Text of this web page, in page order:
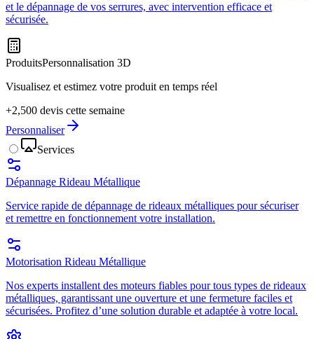
et le dépannage de vos serrures, avec intervention efficace et
sécurisée.
ProduitsPersonnalisation 3D
Visualisez et estimez votre produit en temps réel
+2,500 devis cette semaine
Personnaliser
Services
Dépannage Rideau Métallique
Service rapide de dépannage de rideaux métalliques pour sécuriser
et remettre en fonctionnement votre installation.
Motorisation Rideau Métallique
Nos experts installent des moteurs fiables pour tous types de rideaux
métalliques, garantissant une ouverture et une fermeture faciles et
sécurisées. Profitez d’une solution durable et adaptée à votre local.